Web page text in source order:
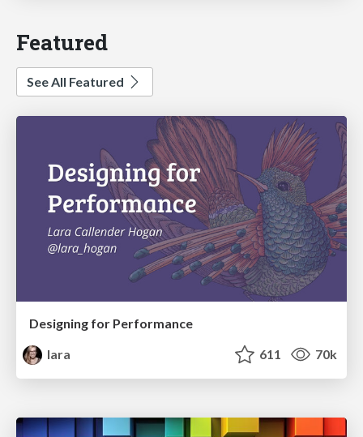
Featured
See All Featured
Designing for Performance
lara
611 70k